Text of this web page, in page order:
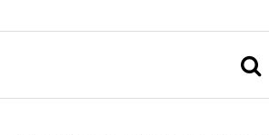
Szukaj